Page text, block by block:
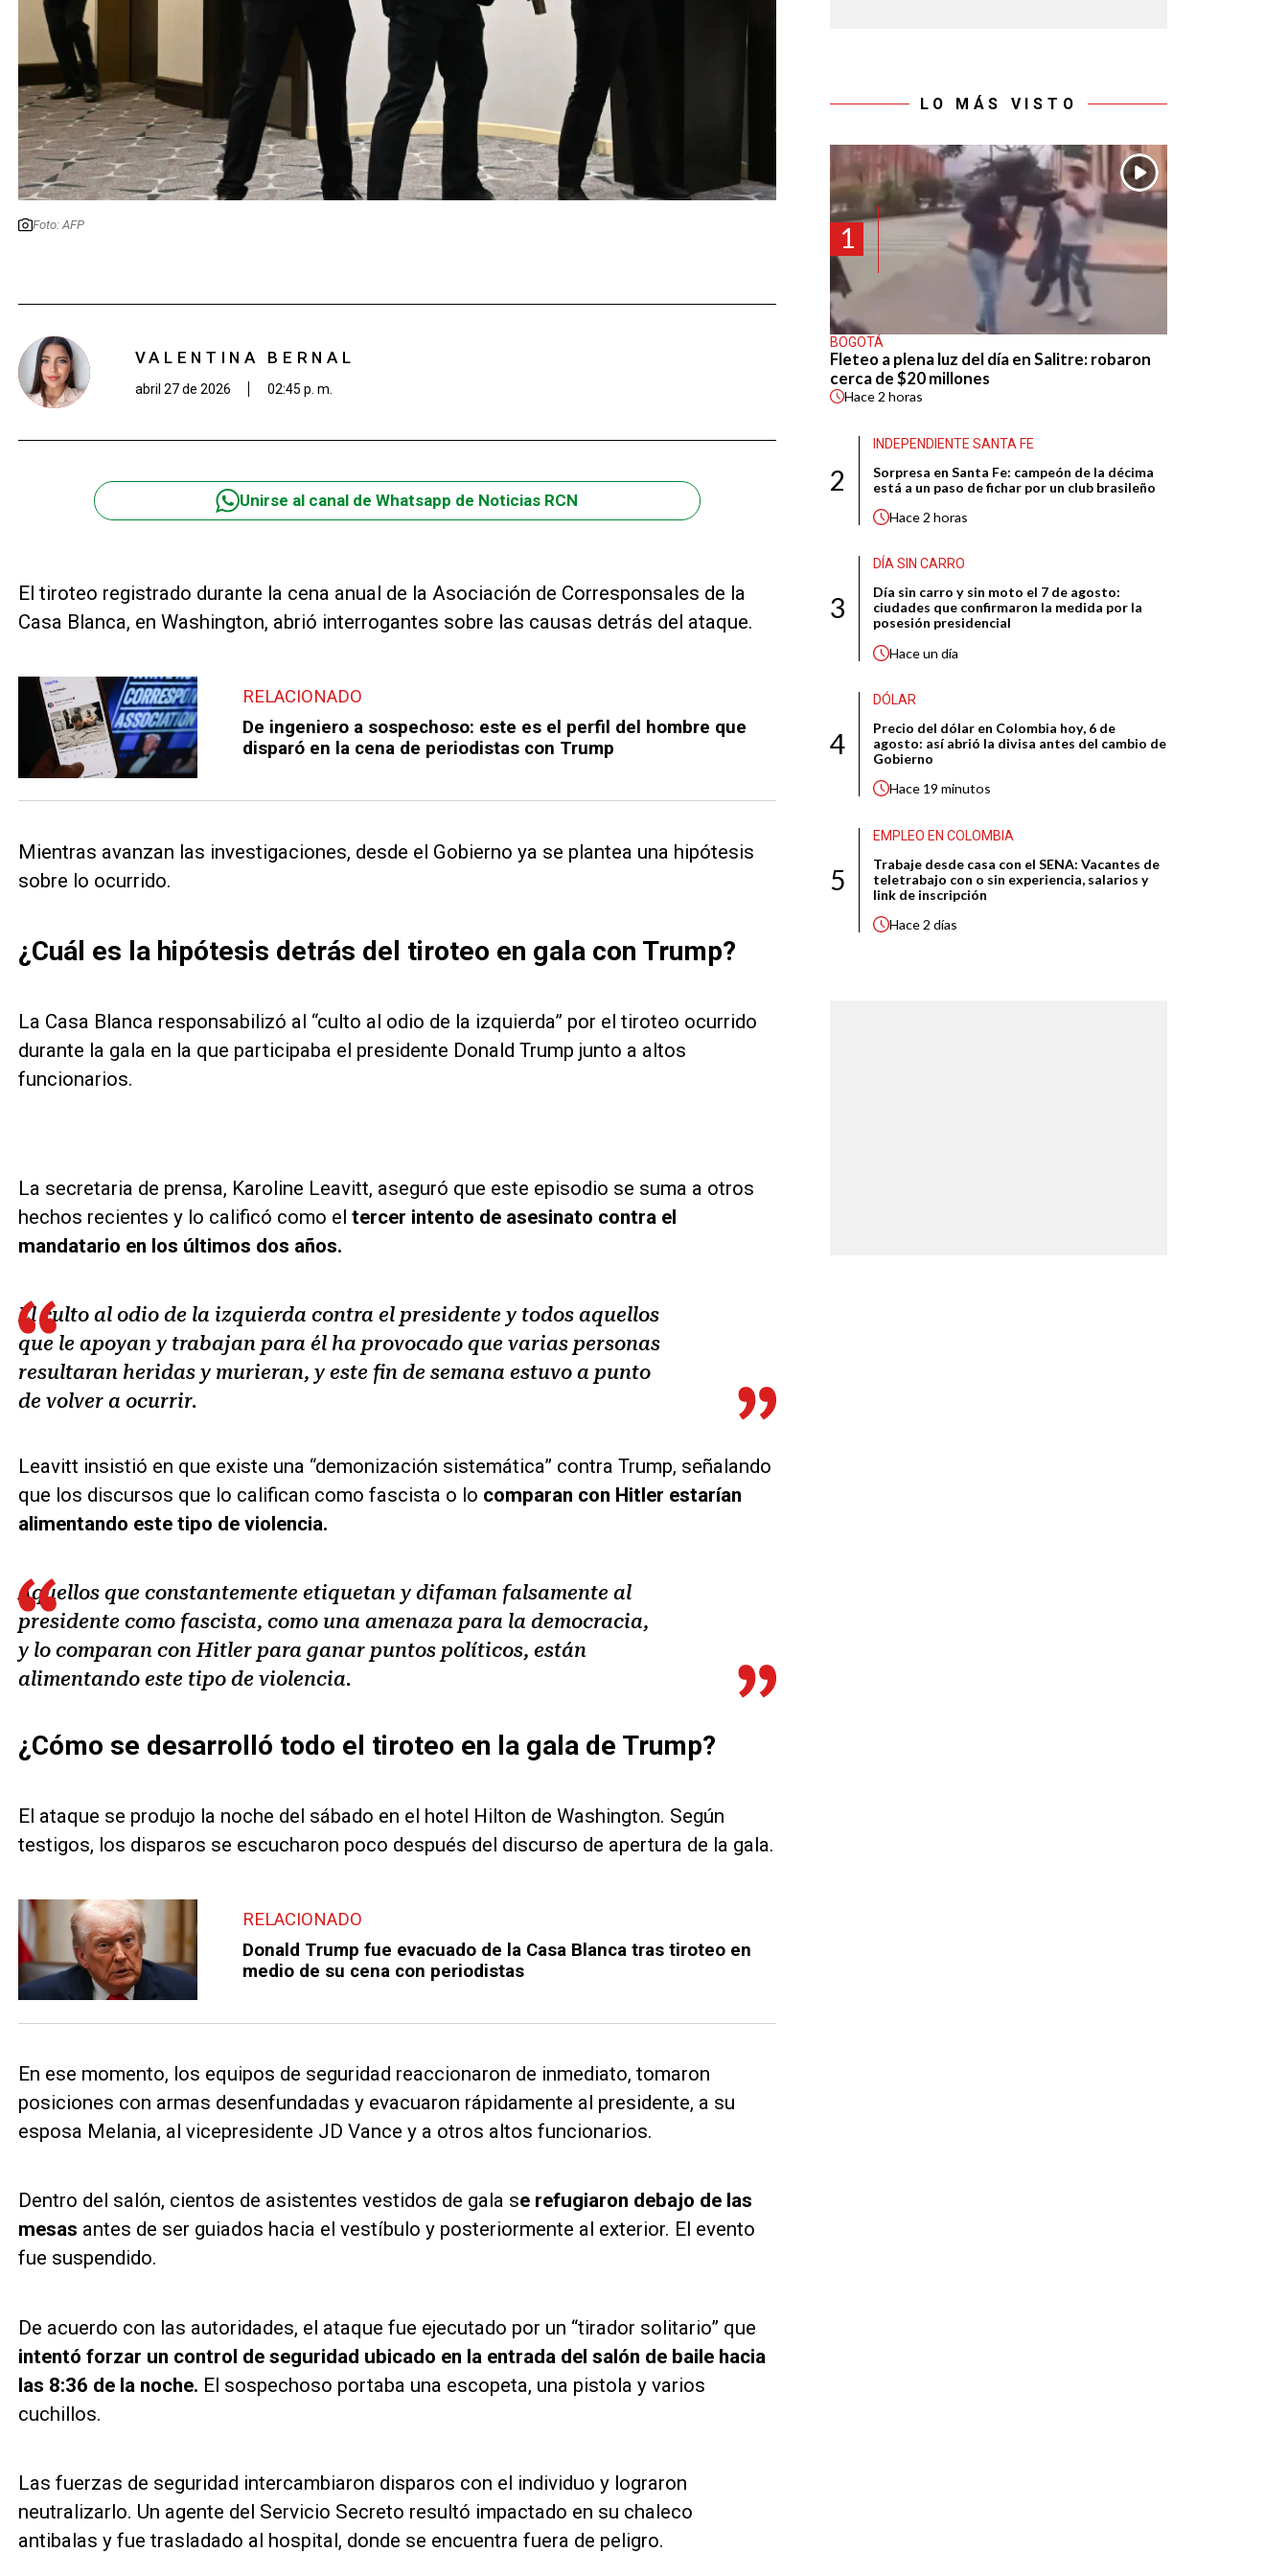
Foto: AFP
VALENTINA BERNAL
abril 27 de 2026 02:45 p. m.
Unirse al canal de Whatsapp de Noticias RCN
El tiroteo registrado durante la cena anual de la Asociación de Corresponsales de la
Casa Blanca, en Washington, abrió interrogantes sobre las causas detrás del ataque.
RELACIONADO
De ingeniero a sospechoso: este es el perfil del hombre que
disparó en la cena de periodistas con Trump
Mientras avanzan las investigaciones, desde el Gobierno ya se plantea una hipótesis
sobre lo ocurrido.
¿Cuál es la hipótesis detrás del tiroteo en gala con Trump?
La Casa Blanca responsabilizó al “culto al odio de la izquierda” por el tiroteo ocurrido
durante la gala en la que participaba el presidente Donald Trump junto a altos
funcionarios.
La secretaria de prensa, Karoline Leavitt, aseguró que este episodio se suma a otros
hechos recientes y lo calificó como el tercer intento de asesinato contra el
mandatario en los últimos dos años.
El culto al odio de la izquierda contra el presidente y todos aquellos
que le apoyan y trabajan para él ha provocado que varias personas
resultaran heridas y murieran, y este fin de semana estuvo a punto
de volver a ocurrir.
Leavitt insistió en que existe una “demonización sistemática” contra Trump, señalando
que los discursos que lo califican como fascista o lo comparan con Hitler estarían
alimentando este tipo de violencia.
Aquellos que constantemente etiquetan y difaman falsamente al
presidente como fascista, como una amenaza para la democracia,
y lo comparan con Hitler para ganar puntos políticos, están
alimentando este tipo de violencia.
¿Cómo se desarrolló todo el tiroteo en la gala de Trump?
El ataque se produjo la noche del sábado en el hotel Hilton de Washington. Según
testigos, los disparos se escucharon poco después del discurso de apertura de la gala.
RELACIONADO
Donald Trump fue evacuado de la Casa Blanca tras tiroteo en
medio de su cena con periodistas
En ese momento, los equipos de seguridad reaccionaron de inmediato, tomaron
posiciones con armas desenfundadas y evacuaron rápidamente al presidente, a su
esposa Melania, al vicepresidente JD Vance y a otros altos funcionarios.
Dentro del salón, cientos de asistentes vestidos de gala se refugiaron debajo de las
mesas antes de ser guiados hacia el vestíbulo y posteriormente al exterior. El evento
fue suspendido.
De acuerdo con las autoridades, el ataque fue ejecutado por un “tirador solitario” que
intentó forzar un control de seguridad ubicado en la entrada del salón de baile hacia
las 8:36 de la noche. El sospechoso portaba una escopeta, una pistola y varios
cuchillos.
Las fuerzas de seguridad intercambiaron disparos con el individuo y lograron
neutralizarlo. Un agente del Servicio Secreto resultó impactado en su chaleco
antibalas y fue trasladado al hospital, donde se encuentra fuera de peligro.
LO MÁS VISTO
1
BOGOTÁ
Fleteo a plena luz del día en Salitre: robaron
cerca de $20 millones
Hace2 horas
2
INDEPENDIENTE SANTA FE
Sorpresa en Santa Fe: campeón de la décima
está a un paso de fichar por un club brasileño
Hace2 horas
3
DÍA SIN CARRO
Día sin carro y sin moto el 7 de agosto:
ciudades que confirmaron la medida por la
posesión presidencial
Haceun día
4
DÓLAR
Precio del dólar en Colombia hoy, 6 de
agosto: así abrió la divisa antes del cambio de
Gobierno
Hace 19 minutos
5
EMPLEO EN COLOMBIA
Trabaje desde casa con el SENA: Vacantes de
teletrabajo con o sin experiencia, salarios y
link de inscripción
Hace2 días